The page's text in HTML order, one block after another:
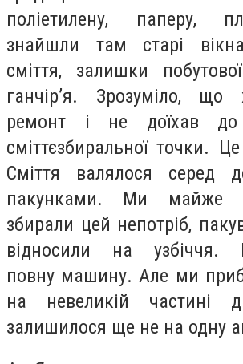
поліетилену, паперу,
знайшли там старі
сміття, залишки
ганчір’я. Зрозуміло, що
ремонт і не доїхав до
сміттєзбиральної точки.
Сміття валялося серед
пакунками. Ми майже
збирали цей непотріб,
відносили на узбіччя.
повну машину. Але ми
на невеликій частині
залишилося ще не на одну